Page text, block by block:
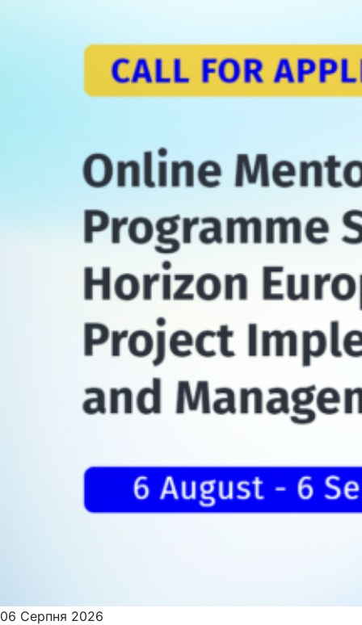
06 Серпня 2026